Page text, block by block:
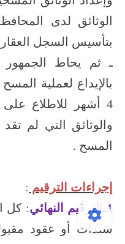
الوثائق لدى
بتأسيس السجل
ـ ثم يحاط
بالإيداع لعملية
4 أشهر للاطلاع على
والوثائق التي لم
المسح .
إجراءات الترقيم :
1ـالترقيم النهائي
: كل
سندات أو عقود